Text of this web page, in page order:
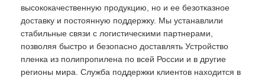
высококачественную продукцию, но и ее безотказное
доставку и постоянную поддержку. Мы устанавлили
стабильные связи с логистическими партнерами,
позволяя быстро и безопасно доставлять Устройство
пленка из полипропилена по всей России и в другие
регионы мира. Служба поддержки клиентов находится в